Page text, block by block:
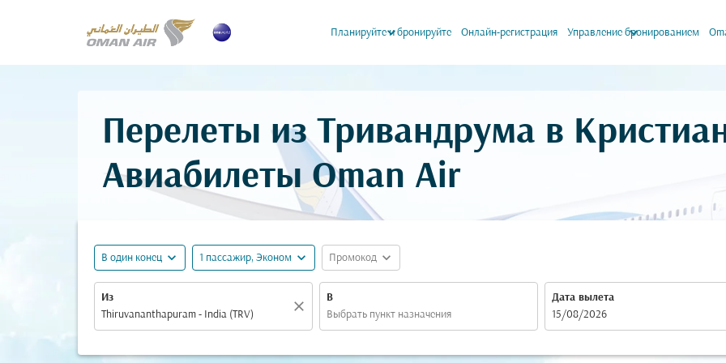
Планируйте и бронируйте
keyboard_arrow_down Онлайн-регистрация Управление бронированием
keyboard_arrow_down
Перелеты из Тривандрума в
Авиабилеты Oman Air
В один конец expand_more 1 пассажир, Эконом expand_more Промокод expand_more
Из
close
В
Дата вылета
fc-booking-departure-date-aria-label
15/08/2026